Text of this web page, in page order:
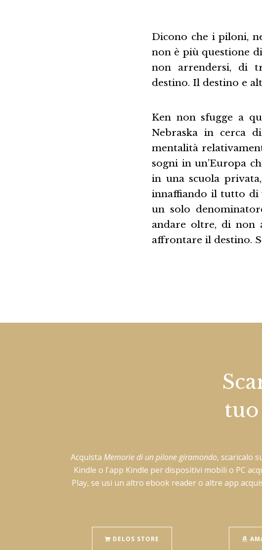
Dicono che i piloni,
non è più questione
non arrendersi, di
destino. Il destino e
Ken non sfugge a
Nebraska in cerca
mentalità
sogni in un’Europa
in una scuola
innaffiando il tutto di
un solo
andare oltre, di non
affrontare il destino.
Acquista Memorie di un pilone giramondo, scaricalo
Kindle o l'app Kindle per dispositivi mobili o PC
Play, se usi un altro ebook reader o altre app
DELOS STORE